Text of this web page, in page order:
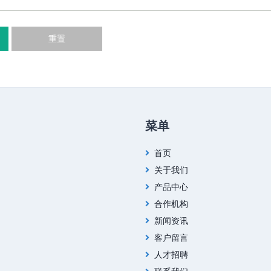
重置
菜单
首页
关于我们
产品中心
合作机构
新闻资讯
客户留言
人才招聘